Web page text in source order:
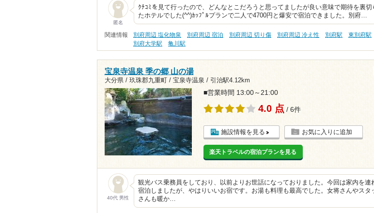
匿名
ｸﾁｺﾐを見て行ったので、どんなとこだろうと思ってましたが良い意味で期待を裏切
たホテルでした(^^)ｶｯﾌﾟﾙプランで二人で4700円と爆安で宿泊できました。別府…
関連情報 別府周辺 塩化物泉 別府周辺 宿泊 別府周辺 切り傷 別府周辺 冷え性 別府駅
東別府駅
別府大学駅
亀川駅
宝泉寺温泉 季の郷 山の湯
大分県 / 玖珠郡九重町 / 宝泉寺温泉 / 引治駅4.12km
■営業時間 13:00～21:00
4.0 点 / 6件
施設情報を見る お気に入りに追加
楽天トラベルの宿泊プランを見る
40代 男性
観光バス乗務員をしており、以前よりお世話になっておりました。今回は家内を連
宿泊しましたが、やはりいいお宿です。お湯も料理も最高でした。女将さんやスタ
さんも暖か…